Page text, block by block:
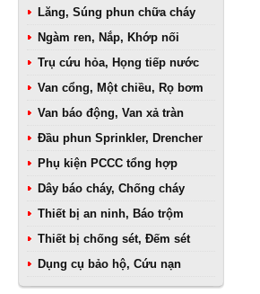
Lăng, Súng phun chữa cháy
Ngàm ren, Nắp, Khớp nối
Trụ cứu hỏa, Họng tiếp nước
Van cổng, Một chiều, Rọ bơm
Van báo động, Van xả tràn
Đầu phun Sprinkler, Drencher
Phụ kiện PCCC tổng hợp
Dây báo cháy, Chống cháy
Thiết bị an ninh, Báo trộm
Thiết bị chống sét, Đếm sét
Dụng cụ bảo hộ, Cứu nạn